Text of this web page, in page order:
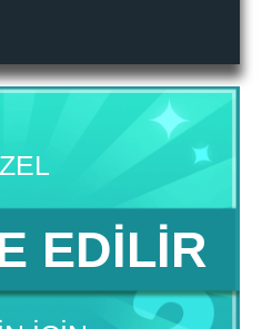
EDILIR